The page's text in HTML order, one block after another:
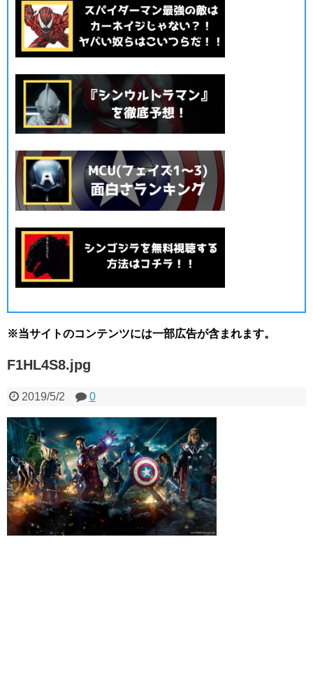
※当サイトのコンテンツには一部広告が含まれます。
F1HL4S8.jpg
2019/5/2 0